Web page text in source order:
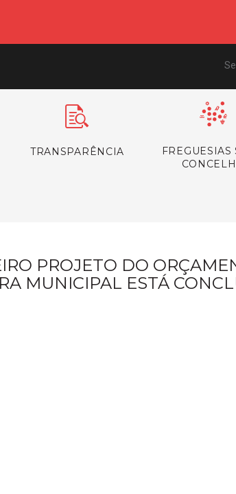
TRANSPARÊNCIA
FREGUESIAS
PROJETO DO
MUNICIPAL ESTÁ